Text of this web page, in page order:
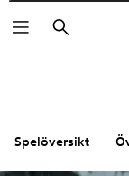
Sök
Spelöversikt